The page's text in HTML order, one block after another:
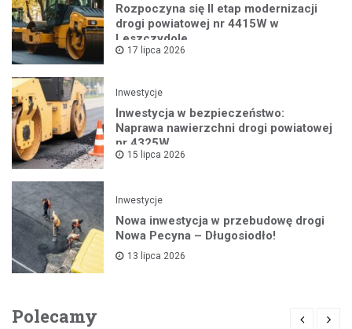
Rozpoczyna się II etap modernizacji
drogi powiatowej nr 4415W w
Leszczydole
17 lipca 2026
Inwestycje
Inwestycja w bezpieczeństwo:
Naprawa nawierzchni drogi powiatowej
nr 4325W
15 lipca 2026
Inwestycje
Nowa inwestycja w przebudowę drogi
Nowa Pecyna – Długosiodło!
13 lipca 2026
Polecamy